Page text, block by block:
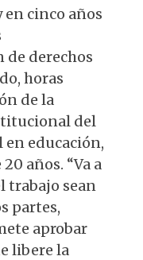
cinco años
derechos
horas
de la
del
educación,
años. “Va a
trabajo sean
partes,
aprobar
libere la